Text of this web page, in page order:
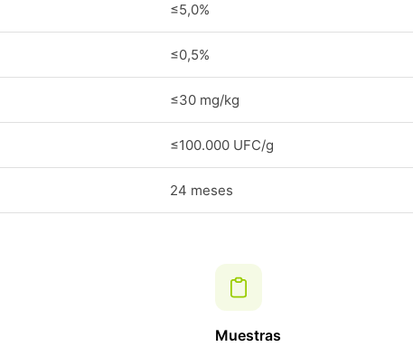
≤5,0%
≤0,5%
≤30 mg/kg
≤100.000 UFC/g
24 meses
Muestras